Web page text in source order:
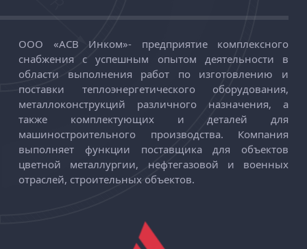
ООО «АСВ Инком»- предприятие комплексного
снабжения с успешным опытом деятельности в
области выполнения работ по изготовлению и
поставки теплоэнергетического оборудования,
металлоконструкций различного назначения, а
также комплектующих и деталей для
машиностроительного производства. Компания
выполняет функции поставщика для объектов
цветной металлургии, нефтегазовой и военных
отраслей, строительных объектов.